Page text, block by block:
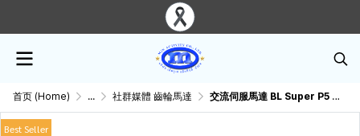
首页 (Home) ... 社群媒體 齒輪馬達 交流伺服馬達 BL Super P5 P50B08100DXS4Y 山洋電機
Best Seller